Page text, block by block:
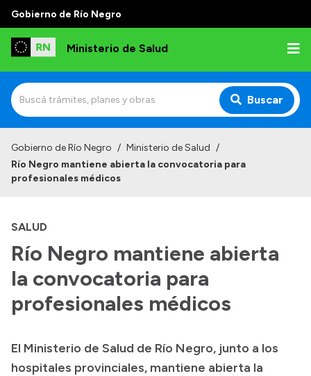
Gobierno de Río Negro
Ministerio de Salud
Buscar
Institucional
Autoridades
Consejos locales
Transparencia
Boletín Oficial
Gobierno de Río Negro / Ministerio de Salud /
Río Negro mantiene abierta la convocatoria para
profesionales médicos
SALUD
Río Negro mantiene abierta
la convocatoria para
profesionales médicos
El Ministerio de Salud de Río Negro, junto a los
hospitales provinciales, mantiene abierta la